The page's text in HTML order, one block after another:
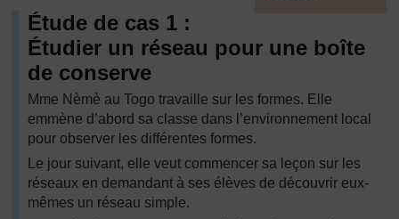
Étude de cas 1 :
Étudier un réseau pour une boîte
de conserve
Mme Nèmè au Togo travaille sur les formes. Elle
emmène d’abord sa classe dans l’environnement local
pour observer les différentes formes.
Le jour suivant, elle veut commencer sa leçon sur les
réseaux en demandant à ses élèves de découvrir eux-
mêmes un réseau simple.